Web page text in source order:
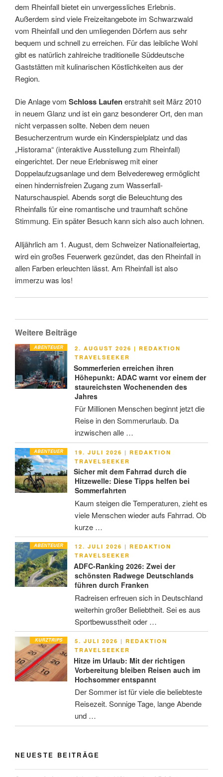
dem Rheinfall bietet ein unvergessliches Erlebnis.
Außerdem sind viele Freizeitangebote im Schwarzwald
vom Rheinfall und den umliegenden Dörfern aus sehr
bequem und schnell zu erreichen. Für das leibliche Wohl
gibt es natürlich zahlreiche traditionelle Süddeutsche
Gaststätten mit kulinarischen Köstlichkeiten aus der
Region.
Die Anlage vom Schloss Laufenerstrahlt seit März 2010
in neuem Glanz und ist ein ganz besonderer Ort, den man
nicht verpassen sollte. Neben dem neuen
Besucherzentrum wurde ein Kinderspielplatz und das
„Historama“ (interaktive Ausstellung zum Rheinfall)
eingerichtet. Der neue Erlebnisweg mit einer
Doppelaufzugsanlage und dem Belvedereweg ermöglicht
einen hindernisfreien Zugang zum Wasserfall-
Naturschauspiel. Abends sorgt die Beleuchtung des
Rheinfalls für eine romantische und traumhaft schöne
Stimmung. Ein später Besuch kann sich also auch lohnen.
Alljährlich am 1. August, dem Schweizer Nationalfeiertag,
wird ein großes Feuerwerk gezündet, das den Rheinfall in
allen Farben erleuchten lässt. Am Rheinfall ist also
immerzu was los!
Weitere Beiträge
ABENTEUER
VERÖFFENTLICHT
AM
2. AUGUST 2026 | REDAKTION
TRAVELSEEKER
Sommerferien erreichen ihren
Höhepunkt: ADAC warnt vor einem der
staureichsten Wochenenden des
Jahres
Für Millionen Menschen beginnt jetzt die
Reise in den Sommerurlaub. Da
inzwischen alle …
ABENTEUER
VERÖFFENTLICHT
AM
19. JULI 2026 | REDAKTION
TRAVELSEEKER
Sicher mit dem Fahrrad durch die
Hitzewelle: Diese Tipps helfen bei
Sommerfahrten
Kaum steigen die Temperaturen, zieht es
viele Menschen wieder aufs Fahrrad. Ob
kurze …
ABENTEUER
VERÖFFENTLICHT
AM
12. JULI 2026 | REDAKTION
TRAVELSEEKER
ADFC-Ranking 2026: Zwei der
schönsten Radwege Deutschlands
führen durch Franken
Radreisen erfreuen sich in Deutschland
weiterhin großer Beliebtheit. Sei es aus
Sportbewusstheit oder …
KURZTRIPS
VERÖFFENTLICHT
AM
5. JULI 2026 | REDAKTION
TRAVELSEEKER
Hitze im Urlaub: Mit der richtigen
Vorbereitung bleiben Reisen auch im
Hochsommer entspannt
Der Sommer ist für viele die beliebteste
Reisezeit. Sonnige Tage, lange Abende
und …
NEUESTE BEITRÄGE